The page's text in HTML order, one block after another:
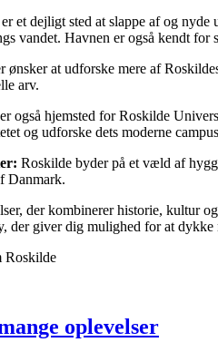
et dejligt sted at slappe af og nyde
vandet. Havnen er også kendt for
ønsker at udforske mere af
arv.
også hjemsted for Roskilde
og udforske dets moderne
Roskilde byder på et væld af
Danmark.
der kombinerer historie, kultur
der giver dig mulighed for at
Roskilde
oplevelser